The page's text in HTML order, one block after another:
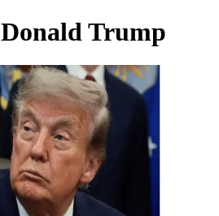
Donald Trump